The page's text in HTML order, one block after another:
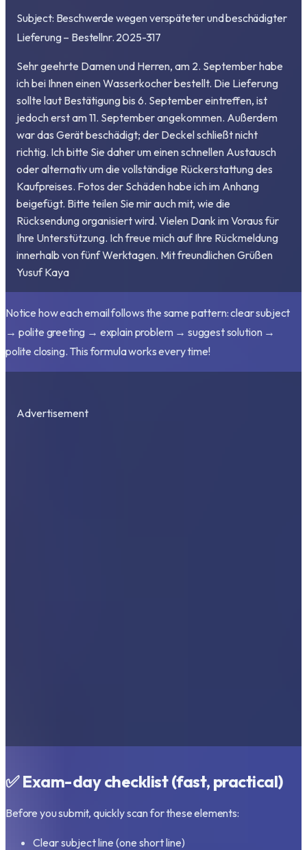
Subject: Beschwerde wegen verspäteter und beschädigter
Lieferung – Bestellnr. 2025-317
Sehr geehrte Damen und Herren, am 2. September habe
ich bei Ihnen einen Wasserkocher bestellt. Die Lieferung
sollte laut Bestätigung bis 6. September eintreffen, ist
jedoch erst am 11. September angekommen. Außerdem
war das Gerät beschädigt; der Deckel schließt nicht
richtig. Ich bitte Sie daher um einen schnellen Austausch
oder alternativ um die vollständige Rückerstattung des
Kaufpreises. Fotos der Schäden habe ich im Anhang
beigefügt. Bitte teilen Sie mir auch mit, wie die
Rücksendung organisiert wird. Vielen Dank im Voraus für
Ihre Unterstützung. Ich freue mich auf Ihre Rückmeldung
innerhalb von fünf Werktagen. Mit freundlichen Grüßen
Yusuf Kaya
Notice how each email follows the same pattern: clear subject
→ polite greeting → explain problem → suggest solution →
polite closing. This formula works every time!
Advertisement
✅ Exam-day checklist (fast, practical)
Before you submit, quickly scan for these elements:
Clear subject line (one short line)